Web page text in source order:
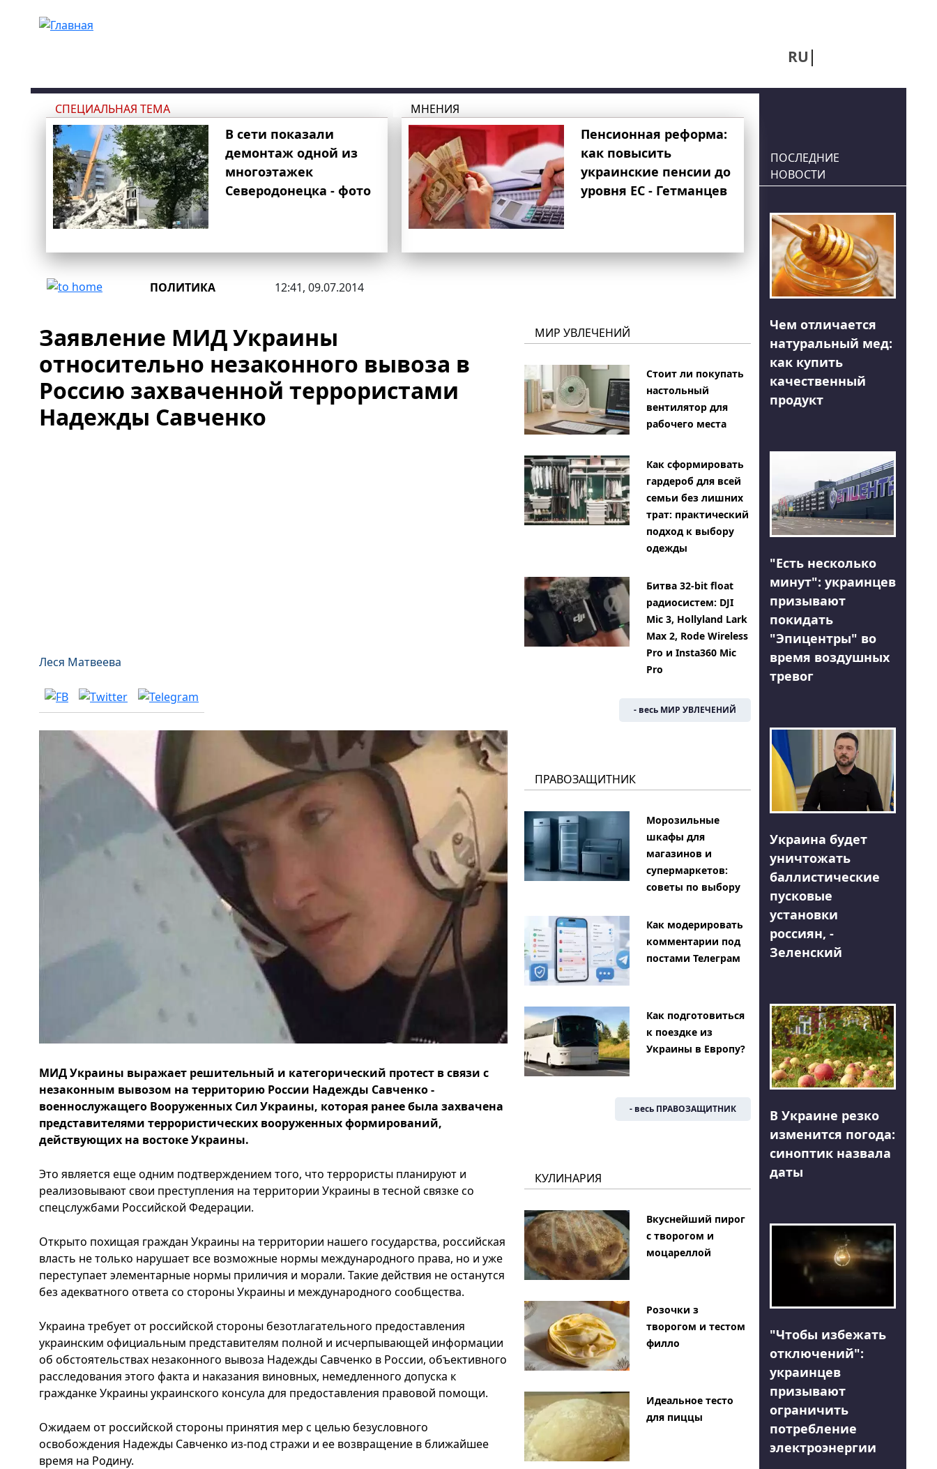
RU
СПЕЦИАЛЬНАЯ ТЕМА
В сети показали
демонтаж одной из
многоэтажек
Северодонецка - фото
МНЕНИЯ
Пенсионная реформа:
как повысить
украинские пенсии до
уровня ЕС - Гетманцев
ПОЛИТИКА 12:41, 09.07.2014
Заявление МИД Украины
относительно незаконного вывоза в
Россию захваченной террористами
Надежды Савченко
Леся Матвеева
МИД Украины выражает решительный и категорический протест в связи с
незаконным вывозом на территорию России Надежды Савченко -
военнослужащего Вооруженных Сил Украины, которая ранее была захвачена
представителями террористических вооруженных формирований,
действующих на востоке Украины.
Это является еще одним подтверждением того, что террористы планируют и
реализовывают свои преступления на территории Украины в тесной связке со
спецслужбами Российской Федерации.
Открыто похищая граждан Украины на территории нашего государства, российская
власть не только нарушает все возможные нормы международного права, но и уже
переступает элементарные нормы приличия и морали. Такие действия не останутся
без адекватного ответа со стороны Украины и международного сообщества.
Украина требует от российской стороны безотлагательного предоставления
украинским официальным представителям полной и исчерпывающей информации
об обстоятельствах незаконного вывоза Надежды Савченко в России, объективного
расследования этого факта и наказания виновных, немедленного допуска к
гражданке Украины украинского консула для предоставления правовой помощи.
Ожидаем от российской стороны принятия мер с целью безусловного
освобождения Надежды Савченко из-под стражи и ее возвращение в ближайшее
время на Родину.
МИР УВЛЕЧЕНИЙ
Стоит ли покупать
настольный
вентилятор для
рабочего места
Как сформировать
гардероб для всей
семьи без лишних
трат: практический
подход к выбору
одежды
Битва 32-bit float
радиосистем: DJI
Mic 3, Hollyland Lark
Max 2, Rode Wireless
Pro и Insta360 Mic
Pro
- весь МИР УВЛЕЧЕНИЙ
ПРАВОЗАЩИТНИК
Морозильные
шкафы для
магазинов и
супермаркетов:
советы по выбору
Как модерировать
комментарии под
постами Телеграм
Как подготовиться
к поездке из
Украины в Европу?
- весь ПРАВОЗАЩИТНИК
КУЛИНАРИЯ
Вкуснейший пирог
с творогом и
моцареллой
Розочки з
творогом и тестом
филло
Идеальное тесто
для пиццы
ПОСЛЕДНИЕ
НОВОСТИ
Чем отличается
натуральный мед:
как купить
качественный
продукт
"Есть несколько
минут": украинцев
призывают
покидать
"Эпицентры" во
время воздушных
тревог
Украина будет
уничтожать
баллистические
пусковые
установки
россиян, -
Зеленский
В Украине резко
изменится погода:
синоптик назвала
даты
"Чтобы избежать
отключений":
украинцев
призывают
ограничить
потребление
электроэнергии